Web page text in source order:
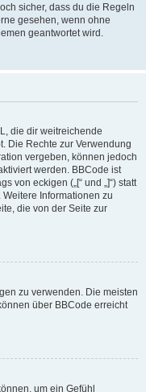
sicher, dass du die Regeln
gesehen, wenn ohne
geantwortet wird.
die dir weitreichende
Die Rechte zur Verwendung
vergeben, können jedoch
werden. BBCode ist
von eckigen („[“ und „]“) statt
Weitere Informationen zu
die von der Seite zur
zu verwenden. Die meisten
über BBCode erreicht
um ein Gefühl